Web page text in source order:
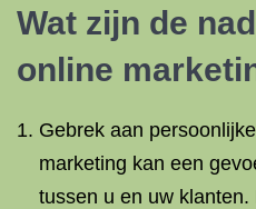
Wat zijn de
online
Gebrek aan
marketing kan een
tussen u en uw